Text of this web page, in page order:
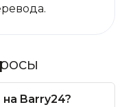
Barry24?